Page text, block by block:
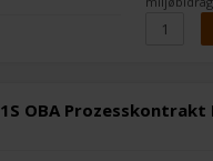
OBA